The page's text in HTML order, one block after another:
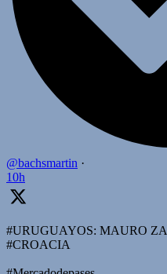
@bachsmartin ·
10h
#URUGUAYOS: MAURO
#CROACIA